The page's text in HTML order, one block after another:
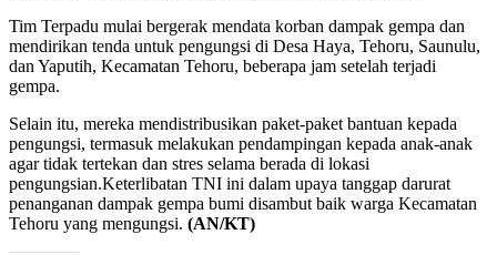
Tim Terpadu mulai bergerak mendata korban dampak gempa dan
mendirikan tenda untuk pengungsi di Desa Haya, Tehoru, Saunulu,
dan Yaputih, Kecamatan Tehoru, beberapa jam setelah terjadi
gempa.
Selain itu, mereka mendistribusikan paket-paket bantuan kepada
pengungsi, termasuk melakukan pendampingan kepada anak-anak
agar tidak tertekan dan stres selama berada di lokasi
pengungsian.Keterlibatan TNI ini dalam upaya tanggap darurat
penanganan dampak gempa bumi disambut baik warga Kecamatan
Tehoru yang mengungsi. (AN/KT)